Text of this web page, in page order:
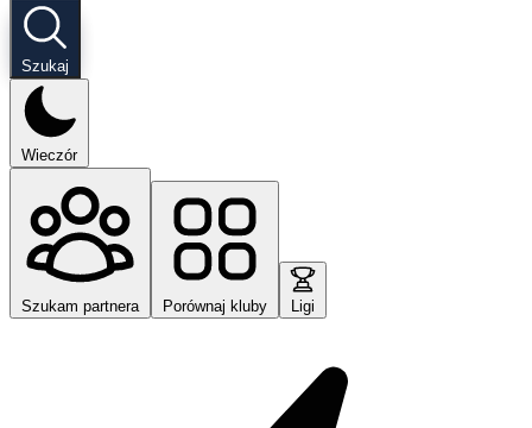
Szukaj
Wieczór
Szukam partnera Porównaj kluby Ligi